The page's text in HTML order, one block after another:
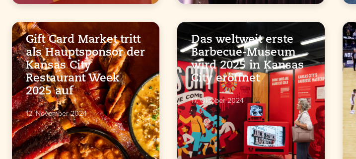
Gift Card Market tritt
als Hauptsponsor der
Kansas City
Restaurant Week
2025 auf
12. November 2024
Das weltweit erste
Barbecue-Museum
wird 2025 in Kansas
City eröffnet
17. Oktober 2024